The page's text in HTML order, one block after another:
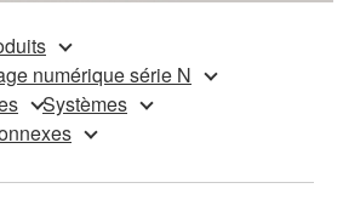
numérique série N
Systèmes